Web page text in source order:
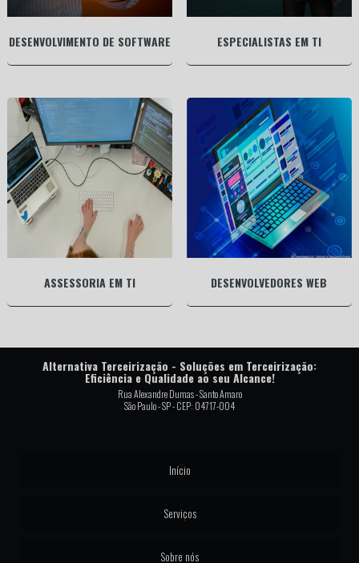
DESENVOLVIMENTO DE SOFTWARE ESPECIALISTAS EM TI
ASSESSORIA EM TI DESENVOLVEDORES WEB
Alternativa Terceirização - Soluções em Terceirização:
Eficiência e Qualidade ao seu Alcance!
Rua Alexandre Dumas - Santo Amaro
São Paulo - SP - CEP: 04717-004
Início
Serviços
Sobre nós